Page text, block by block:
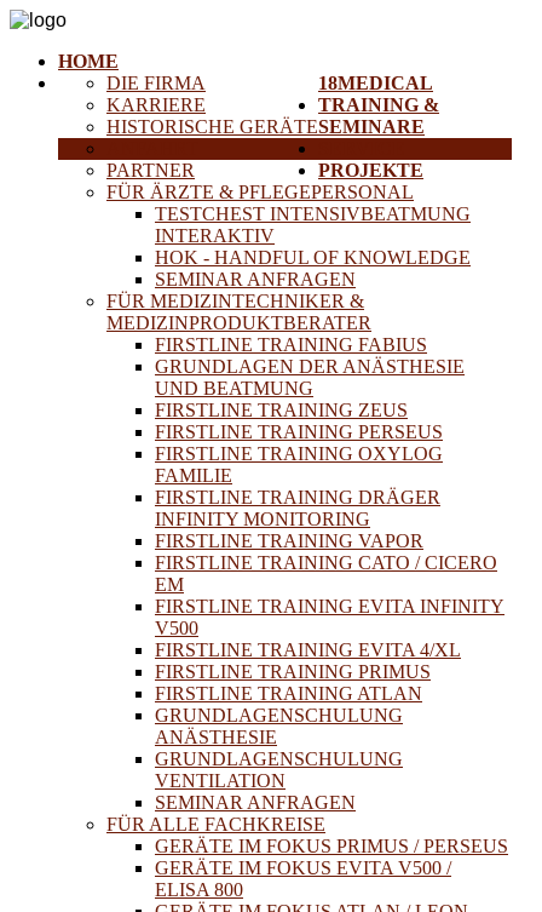
HOME
18MEDICAL
DIE FIRMA
KARRIERE
HISTORISCHE GERÄTE
PARTNER
TRAINING &
SEMINARE
FÜR ÄRZTE & PFLEGEPERSONAL
TESTCHEST INTENSIVBEATMUNG
INTERAKTIV
HOK - HANDFUL OF KNOWLEDGE
SEMINAR ANFRAGEN
FÜR MEDIZINTECHNIKER &
MEDIZINPRODUKTBERATER
FIRSTLINE TRAINING FABIUS
GRUNDLAGEN DER ANÄSTHESIE
UND BEATMUNG
FIRSTLINE TRAINING ZEUS
FIRSTLINE TRAINING PERSEUS
FIRSTLINE TRAINING OXYLOG
FAMILIE
FIRSTLINE TRAINING DRÄGER
INFINITY MONITORING
FIRSTLINE TRAINING VAPOR
FIRSTLINE TRAINING CATO / CICERO
EM
FIRSTLINE TRAINING EVITA INFINITY
V500
FIRSTLINE TRAINING EVITA 4/XL
FIRSTLINE TRAINING PRIMUS
FIRSTLINE TRAINING ATLAN
GRUNDLAGENSCHULUNG
ANÄSTHESIE
GRUNDLAGENSCHULUNG
VENTILATION
SEMINAR ANFRAGEN
FÜR ALLE FACHKREISE
GERÄTE IM FOKUS PRIMUS / PERSEUS
GERÄTE IM FOKUS EVITA V500 /
ELISA 800
PROJEKTE